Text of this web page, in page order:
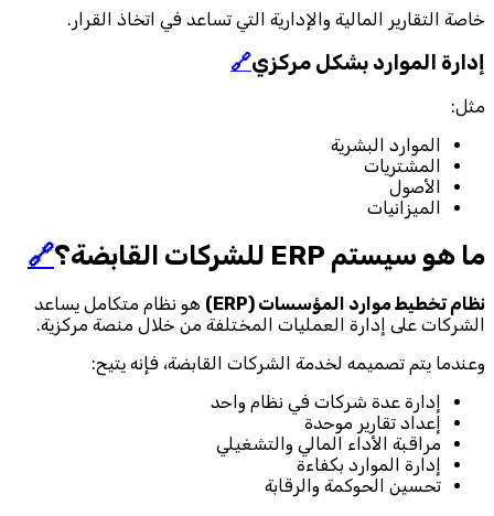
خاصة التقارير المالية والإدارية التي تساعد في اتخاذ القرار.
إدارة الموارد بشكل مركزي🔗
مثل:
الموارد البشرية
المشتريات
الأصول
الميزانيات
ما هو سيستم ERP للشركات القابضة؟ 🔗
نظام تخطيط موارد المؤسسات (ERP)
هو نظام متكامل يساعد
الشركات على إدارة العمليات المختلفة من خلال منصة مركزية.
وعندما يتم تصميمه لخدمة الشركات القابضة، فإنه يتيح:
إدارة عدة شركات في نظام واحد
إعداد تقارير موحدة
مراقبة الأداء المالي والتشغيلي
إدارة الموارد بكفاءة
تحسين الحوكمة والرقابة